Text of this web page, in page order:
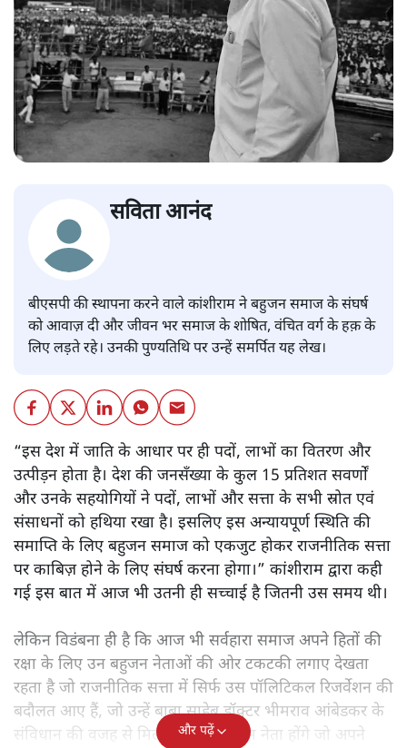
सविता आनंद
बीएसपी की स्थापना करने वाले कांशीराम ने बहुजन समाज के संघर्ष
को आवाज़ दी और जीवन भर समाज के शोषित, वंचित वर्ग के हक़ के
लिए लड़ते रहे। उनकी पुण्यतिथि पर उन्हें समर्पित यह लेख।
“इस देश में जाति के आधार पर ही पदों, लाभों का वितरण और
उत्पीड़न होता है। देश की जनसँख्या के कुल 15 प्रतिशत सवर्णों
और उनके सहयोगियों ने पदों, लाभों और सत्ता के सभी स्रोत एवं
संसाधनों को हथिया रखा है। इसलिए इस अन्यायपूर्ण स्थिति की
समाप्ति के लिए बहुजन समाज को एकजुट होकर राजनीतिक सत्ता
पर काबिज़ होने के लिए संघर्ष करना होगा।” कांशीराम द्वारा कही
गई इस बात में आज भी उतनी ही सच्चाई है जितनी उस समय थी।
लेकिन विडंबना ही है कि आज भी सर्वहारा समाज अपने हितों की
रक्षा के लिए उन बहुजन नेताओं की ओर टकटकी लगाए देखता
रहता है जो राजनीतिक सत्ता में सिर्फ उस पॉलिटिकल रिजर्वेशन की
बदौलत आए हैं, जो उन्हें बाबा साहेब डॉक्टर भीमराव आंबेडकर के
संविधान की वजह से मिला। ऐसे बहुत कम नेता होंगे जो अपने
और पढ़ें